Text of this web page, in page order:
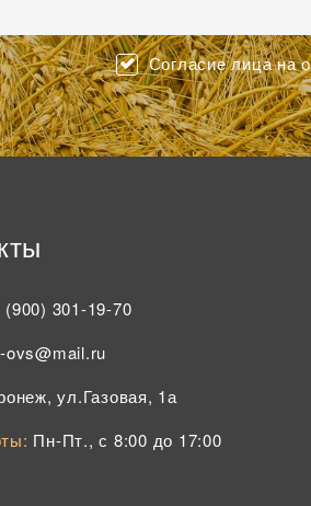
Согласие лица на
(900) 301-19-70
ovs@mail.ru
ул.Газовая, 1а
Пн-Пт., с 8:00 до 17:00